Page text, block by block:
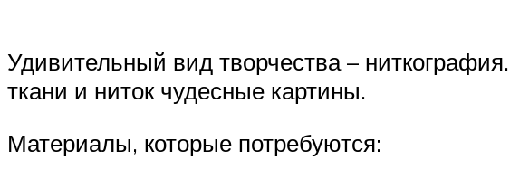
Удивительный вид творчества –
ткани и ниток чудесные картины.
Материалы, которые потребуются: